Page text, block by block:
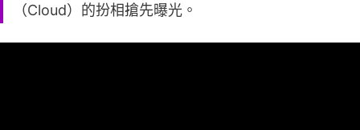
（Cloud）的扮相搶先曝光。